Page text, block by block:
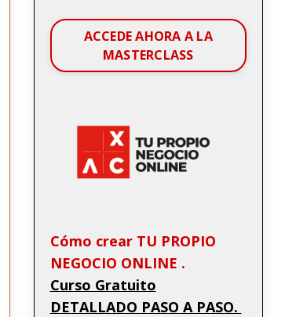
ACCEDE AHORA A LA
MASTERCLASS
Cómo crear TU PROPIO
NEGOCIO ONLINE .
Curso Gratuito
DETALLADO PASO A PASO.